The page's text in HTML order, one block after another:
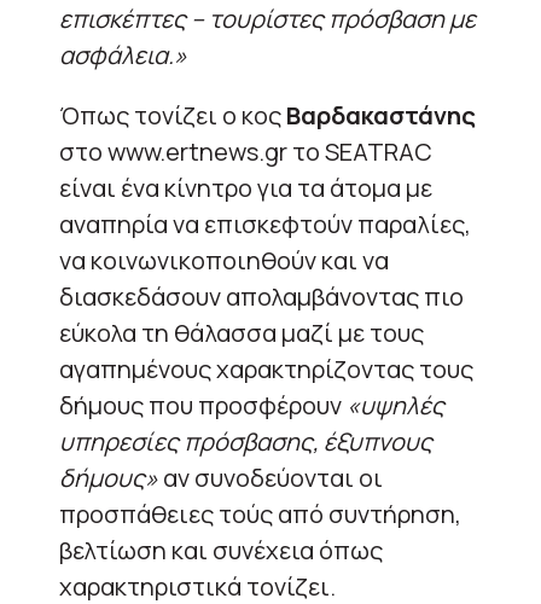
επισκέπτες – τουρίστες πρόσβαση με
ασφάλεια.»
Όπως τονίζει ο κοςΒαρδακαστάνης
στο www.ertnews.gr το SEATRAC
είναι ένα κίνητρο για τα άτομα με
αναπηρία να επισκεφτούν παραλίες,
να κοινωνικοποιηθούν και να
διασκεδάσουν απολαμβάνοντας πιο
εύκολα τη θάλασσα μαζί με τους
αγαπημένους χαρακτηρίζοντας τους
δήμους που προσφέρουν «υψηλές
υπηρεσίες πρόσβασης, έξυπνους
δήμους»αν συνοδεύονται οι
προσπάθειες τούς από συντήρηση,
βελτίωση και συνέχεια όπως
χαρακτηριστικά τονίζει.